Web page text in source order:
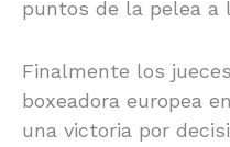
puntos de la pelea a
Finalmente los
boxeadora europea
una victoria por